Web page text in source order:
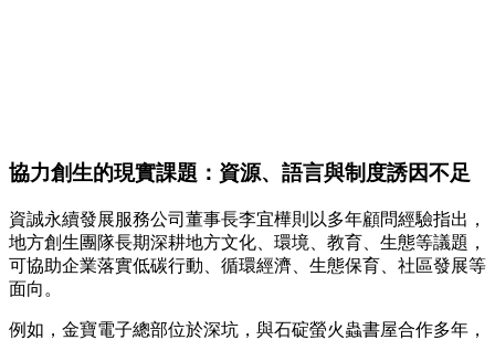
協力創生的現實課題：資源、語言與制度誘因不足
資誠永續發展服務公司董事長李宜樺則以多年顧問經驗指出，
地方創生團隊長期深耕地方文化、環境、教育、生態等議題，
可協助企業落實低碳行動、循環經濟、生態保育、社區發展等
面向。
例如，金寶電子總部位於深坑，與石碇螢火蟲書屋合作多年，